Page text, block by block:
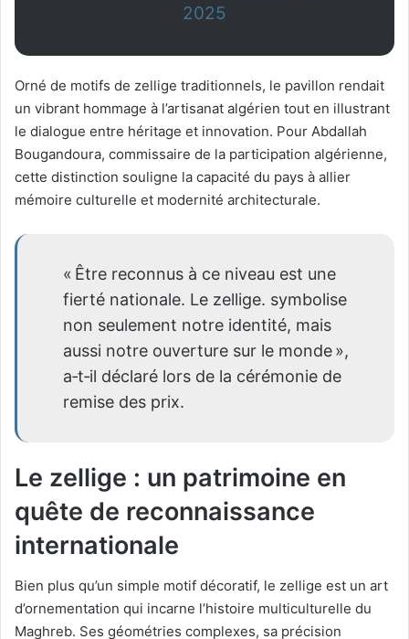
2025
Orné de motifs de zellige traditionnels, le pavillon rendait
un vibrant hommage à l’artisanat algérien tout en illustrant
le dialogue entre héritage et innovation. Pour Abdallah
Bougandoura, commissaire de la participation algérienne,
cette distinction souligne la capacité du pays à allier
mémoire culturelle et modernité architecturale.
« Être reconnus à ce niveau est une
fierté nationale. Le zellige. symbolise
non seulement notre identité, mais
aussi notre ouverture sur le monde »,
a‑t‑il déclaré lors de la cérémonie de
remise des prix.
Le zellige : un patrimoine en
quête de reconnaissance
internationale
Bien plus qu’un simple motif décoratif, le zellige est un art
d’ornementation qui incarne l’histoire multiculturelle du
Maghreb. Ses géométries complexes, sa précision